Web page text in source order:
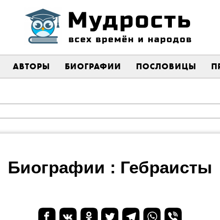
АВТОРЫ БИОГРАФИИ ПОСЛОВИЦЫ
Биографии : Гебраисты